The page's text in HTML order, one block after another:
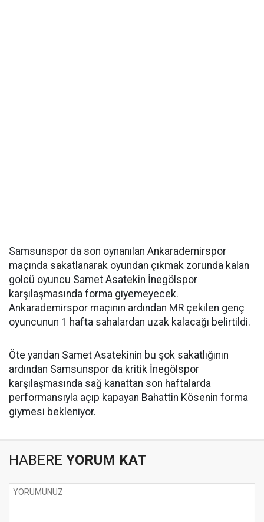
Samsunspor da son oynanılan Ankarademirspor
maçında sakatlanarak oyundan çıkmak zorunda kalan
golcü oyuncu Samet Asatekin İnegölspor
karşılaşmasında forma giyemeyecek.
Ankarademirspor maçının ardından MR çekilen genç
oyuncunun 1 hafta sahalardan uzak kalacağı belirtildi.
Öte yandan Samet Asatekinin bu şok sakatlığının
ardından Samsunspor da kritik İnegölspor
karşılaşmasında sağ kanattan son haftalarda
performansıyla açıp kapayan Bahattin Kösenin forma
giymesi bekleniyor.
HABERE YORUM KAT